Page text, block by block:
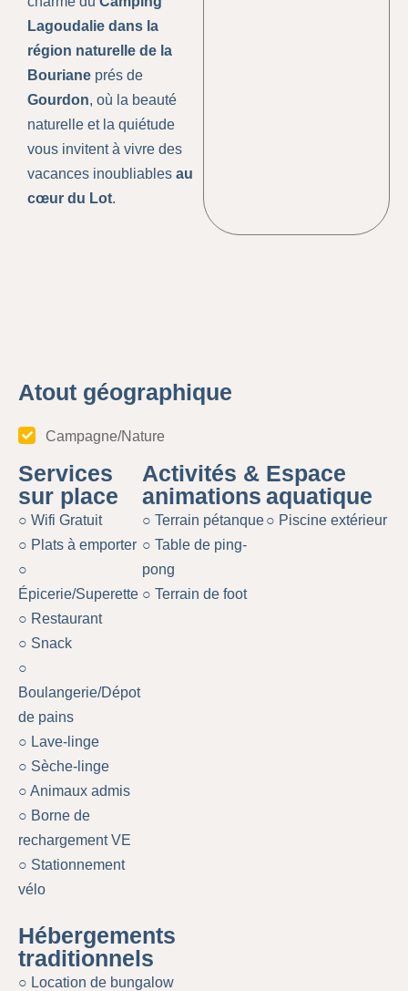
Lagoudalie dans la
région naturelle de la
Bouriane prés de
Gourdon, où la beauté
naturelle et la quiétude
vous invitent à vivre des
vacances inoubliables au
cœur du Lot.
Atout géographique
Campagne/Nature
Services
sur place
○ Wifi Gratuit
○ Plats à emporter
○
Épicerie/Superette
○ Restaurant
○ Snack
○
Boulangerie/Dépot
de pains
○ Lave-linge
○ Sèche-linge
○ Animaux admis
○ Borne de
rechargement VE
○ Stationnement
vélo
Activités &
animations
○ Terrain pétanque
○ Table de ping-
pong
○ Terrain de foot
Espace
aquatique
○ Piscine extérieur
Hébergements
traditionnels
○ Location de bungalow